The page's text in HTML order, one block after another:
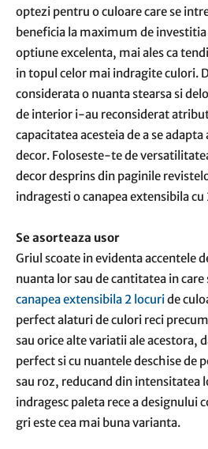
optezi pentru o culoare care se
beneficia la maximum de
optiune excelenta, mai ales ca
in topul celor mai indragite culori.
considerata o nuanta stearsa si
de interior i-au reconsiderat
capacitatea acesteia de a se
decor. Foloseste-te de
decor desprins din paginile
indragesti o canapea extensibila
Se asorteaza usor
Griul scoate in evidenta accentele
nuanta lor sau de cantitatea in
canapea extensibila 2 locuride
perfect alaturi de culori reci
sau orice alte variatii ale acestora,
perfect si cu nuantele deschise de
sau roz, reducand din intensitatea
indragesc paleta rece a designului
gri este cea mai buna varianta.